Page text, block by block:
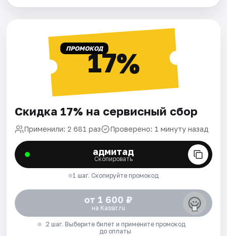
ПРОМОКОД17%
Скидка 17% на сервисный сбор
Применили: 2 681 раз Проверено: 1 минуту назад
адмитад
Скопировать
1 шаг. Скопируйте промокод
от 1 600 ₽
на Kassir.ru
2 шаг. Выберите билет и примените промокод
до оплаты